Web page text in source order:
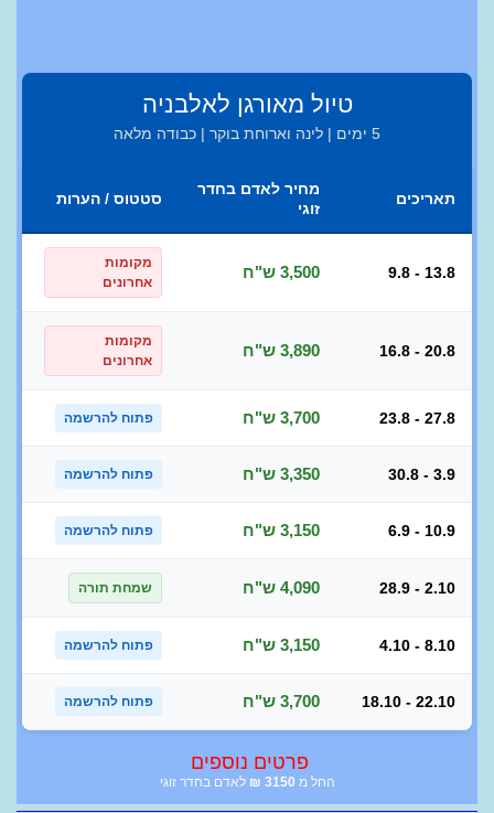
טיול מאורגן לאלבניה
5 ימים | לינה וארוחת בוקר | כבודה מלאה
תאריכים
מחיר לאדם בחדר
זוגי
סטטוס / הערות
9.8 - 13.8 3,500 ש"ח
מקומות
אחרונים
16.8 - 20.8 3,890 ש"ח
מקומות
אחרונים
23.8 - 27.8 3,700 ש"ח פתוח להרשמה
30.8 - 3.9 3,350 ש"ח פתוח להרשמה
6.9 - 10.9 3,150 ש"ח פתוח להרשמה
28.9 - 2.10 4,090 ש"ח שמחת תורה
4.10 - 8.10 3,150 ש"ח פתוח להרשמה
18.10 - 22.10 3,700 ש"ח פתוח להרשמה
פרטים נוספים
החל מ 3150
₪ לאדם בחדר זוגי